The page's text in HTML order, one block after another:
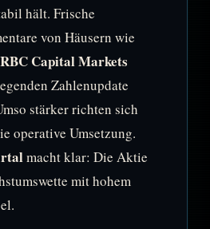
hält. Frische
von Häusern wie
RBC Capital Markets
Zahlenupdate
stärker richten sich
operative Umsetzung.
macht klar: Die Aktie
mit hohem